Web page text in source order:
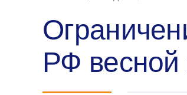
РФ весной